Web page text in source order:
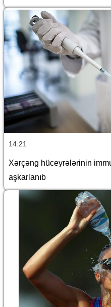
14:21
Xərçəng hüceyrələrinin
aşkarlanıb